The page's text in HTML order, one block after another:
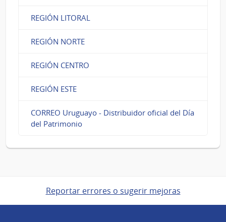
REGIÓN LITORAL
REGIÓN NORTE
REGIÓN CENTRO
REGIÓN ESTE
CORREO Uruguayo - Distribuidor oficial del Día
del Patrimonio
Reportar errores o sugerir mejoras